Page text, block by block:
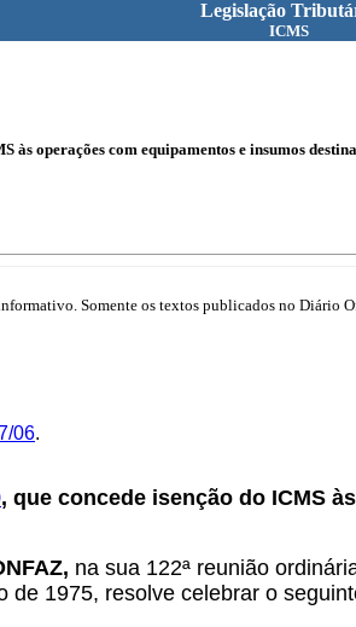
Legislação
ICMS
operações com equipamentos e insumos
Somente os textos publicados no Diário
06.
, que concede isenção do ICMS
na sua 122ª reunião
de 1975, resolve celebrar o